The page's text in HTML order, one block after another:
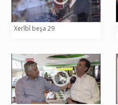
Xerîbî beşa 29